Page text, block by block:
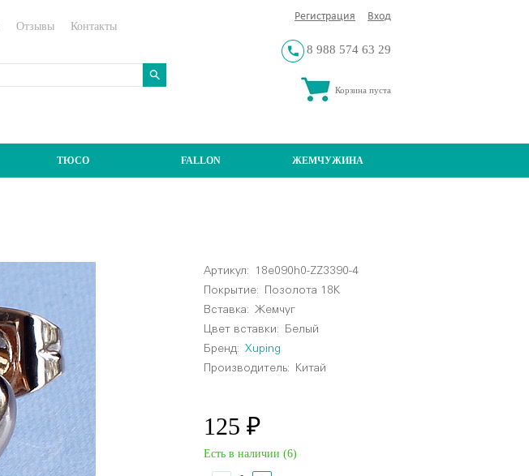
Регистрация Вход
8 988 574 63 29
Корзина пуста
Отзывы Контакты
ТЮСО FALLON ЖЕМЧУЖИНА
Артикул:
18e090h0-ZZ3390-4
Покрытие: Позолота 18К
Вставка: Жемчуг
Цвет вставки:
Белый
Бренд:
Xuping
Производитель: Китай
125 ₽
Есть в наличии (6)